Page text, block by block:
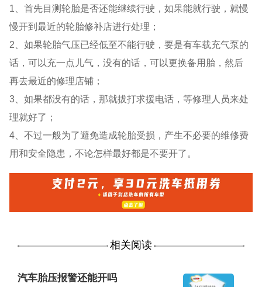
1、首先目测轮胎是否还能继续行驶，如果能就行驶，就慢
慢开到最近的轮胎修补店进行处理；
2、如果轮胎气压已经低至不能行驶，要是有车载充气泵的
话，可以充一点儿气，没有的话，可以更换备用胎，然后
再去最近的修理店铺；
3、如果都没有的话，那就拔打求援电话，等修理人员来处
理就好了；
4、不过一般为了避免造成轮胎受损，产生不必要的维修费
用和安全隐患，不论怎样最好都是不要开了。
相关阅读
汽车胎压报警还能开吗